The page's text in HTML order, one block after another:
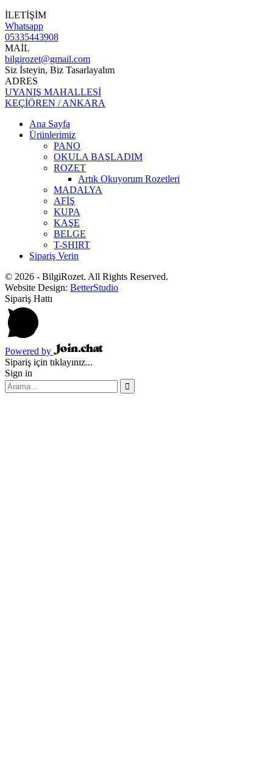
İLETİŞİM
Whatsapp
05335443908
MAİL
bilgirozet@gmail.com
Siz İsteyin, Biz Tasarlayalım
ADRES
UYANIŞ MAHALLESİ
KEÇİÖREN / ANKARA
Ana Sayfa
Ürünlerimiz
PANO
OKULA BAŞLADIM
ROZET
Artık Okuyorum Rozetleri
MADALYA
AFİŞ
KUPA
KAŞE
BELGE
T-SHIRT
Sipariş Verin
© 2026 - BilgiRozet. All Rights Reserved.
Website Design: BetterStudio
Sipariş Hattı
Powered by
Sipariş için tıklayınız...
Sign in